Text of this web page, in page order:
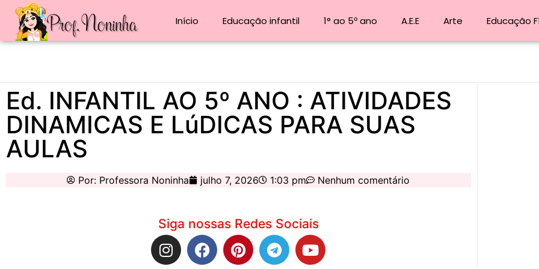
Início Educação infantil 1° ao 5º ano A.E.E Arte Educação
Ed. INFANTIL AO 5º ANO : ATIVIDADES
DINAMICAS E LúDICAS PARA SUAS
AULAS
Por: Professora Noninha julho 7, 2026 1:03 pm Nenhum comentário
Siga nossas Redes Sociais